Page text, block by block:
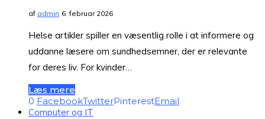
af admin 6. februar 2026
Helse artikler spiller en væsentlig rolle i at informere og
uddanne læsere om sundhedsemner, der er relevante
for deres liv. For kvinder…
Læs mere
0 FacebookTwitterPinterestEmail
Computer og IT